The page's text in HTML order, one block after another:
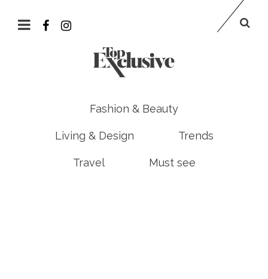
Fashion & Beauty
Living & Design Trends
Travel Must see